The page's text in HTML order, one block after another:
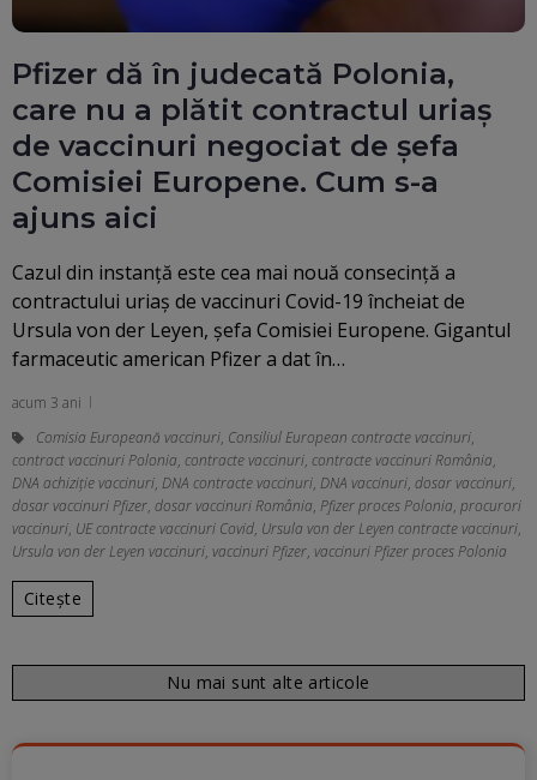
Pfizer dă în judecată Polonia,
care nu a plătit contractul uriaș
de vaccinuri negociat de șefa
Comisiei Europene. Cum s-a
ajuns aici
Cazul din instanță este cea mai nouă consecință a
contractului uriaş de vaccinuri Covid-19 încheiat de
Ursula von der Leyen, şefa Comisiei Europene. Gigantul
farmaceutic american Pfizer a dat în…
acum 3 ani
Comisia Europeană vaccinuri, Consiliul European contracte vaccinuri,
contract vaccinuri Polonia, contracte vaccinuri, contracte vaccinuri România,
DNA achiziție vaccinuri, DNA contracte vaccinuri, DNA vaccinuri, dosar vaccinuri,
dosar vaccinuri Pfizer, dosar vaccinuri România, Pfizer proces Polonia, procurori
vaccinuri, UE contracte vaccinuri Covid, Ursula von der Leyen contracte vaccinuri,
Ursula von der Leyen vaccinuri, vaccinuri Pfizer, vaccinuri Pfizer proces Polonia
Citește
Nu mai sunt alte articole